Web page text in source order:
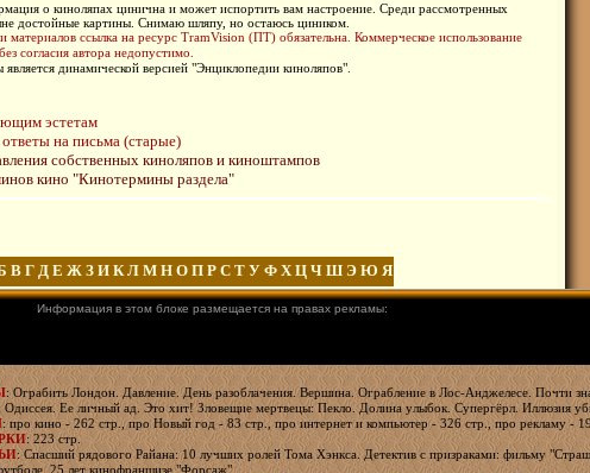
о киноляпах цинична и может испортить вам настроение. Среди рассмотренных
достойные картины. Снимаю шляпу, но остаюсь циником.
материалов ссылка на ресурс TramVision (ПТ) обязательна. Коммерческое использование
согласия автора недопустимо.
динамической версией "Энциклопедии киноляпов".
эстетам
на письма (старые)
собственных киноляпов и киноштампов
кино "Кинотермины раздела"
В Г Д Е Ж З И К Л М Н О П Р С Т У Ф Х Ц Ч Ш Э Ю Я
Информация в этом блоке размещается на правах рекламы:
: Ограбить Лондон. Давление. День разоблачения. Вершина. Ограбление в Лос-Анджелесе. Почти
Одиссея. Ее личный ад. Это хит! Зловещие мертвецы: Пекло. Долина улыбок. Супергёрл. Иллюзия
: про кино - 262 стр., про Новый год - 83 стр., про интернет и компьютер - 326 стр., про рекламу -
: 223 стр.
: Спасший рядового Райана: 10 лучших ролей Тома Хэнкса. Детектив с призраками: фильму
25 лет кинофраншизе "Форсаж".